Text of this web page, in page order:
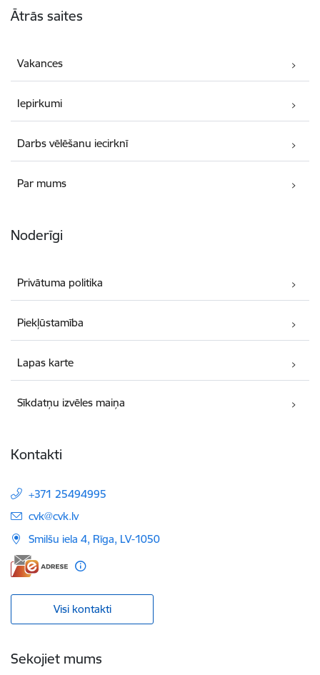
Ātrās saites
Vakances
Iepirkumi
Darbs vēlēšanu iecirknī
Par mums
Noderīgi
Privātuma politika
Piekļūstamība
Lapas karte
Sīkdatņu izvēles maiņa
Kontakti
+371 25494995
E-pasts:
cvk@cvk.lv
Smilšu iela 4, Rīga, LV-1050
Visi kontakti
Sekojiet mums